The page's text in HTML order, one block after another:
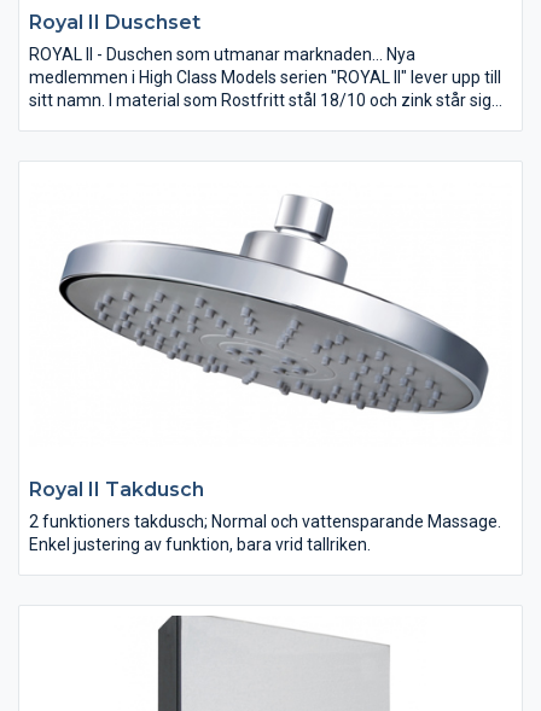
Royal II Duschset
ROYAL II - Duschen som utmanar marknaden... Nya
medlemmen i High Class Models serien "ROYAL II" lever upp till
sitt namn. I material som Rostfritt stål 18/10 och zink står sig
funktioners handdusch för extra lyx. Kan kopplas direkt på
blandare med ½" anslutning eller med slang, med andra ord,
passar alla förutsättningar.
Royal II Takdusch
2 funktioners takdusch; Normal och vattensparande Massage.
Enkel justering av funktion, bara vrid tallriken.